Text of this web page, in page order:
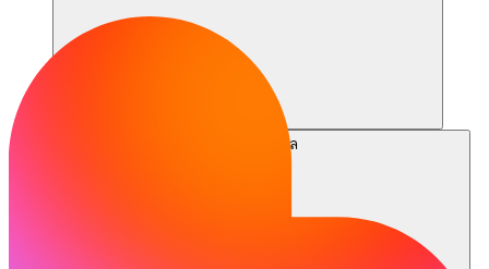
แหล่งข้อมูล